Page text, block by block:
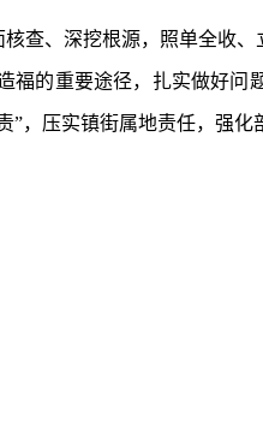
、深挖根源，照单全收、
的重要途径，扎实做好问
，压实镇街属地责任，强